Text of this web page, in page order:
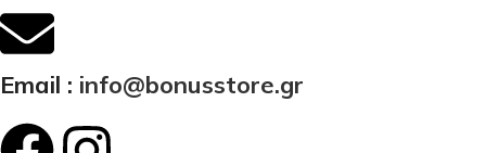
Email : info@bonusstore.gr